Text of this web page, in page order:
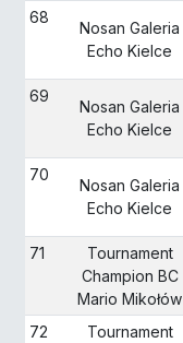
68
Nosan Galeria
Echo Kielce
69
Nosan Galeria
Echo Kielce
70
Nosan Galeria
Echo Kielce
71
Tournament
Champion BC
Mario Mikołów
72
Tournament